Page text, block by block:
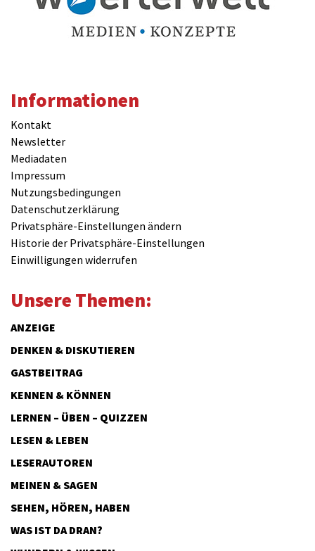
Informationen
Kontakt
Newsletter
Mediadaten
Impressum
Nutzungsbedingungen
Datenschutzerklärung
Privatsphäre-Einstellungen ändern
Historie der Privatsphäre-Einstellungen
Einwilligungen widerrufen
Unsere Themen:
ANZEIGE
DENKEN & DISKUTIEREN
GASTBEITRAG
KENNEN & KÖNNEN
LERNEN – ÜBEN – QUIZZEN
LESEN & LEBEN
LESERAUTOREN
MEINEN & SAGEN
SEHEN, HÖREN, HABEN
WAS IST DA DRAN?